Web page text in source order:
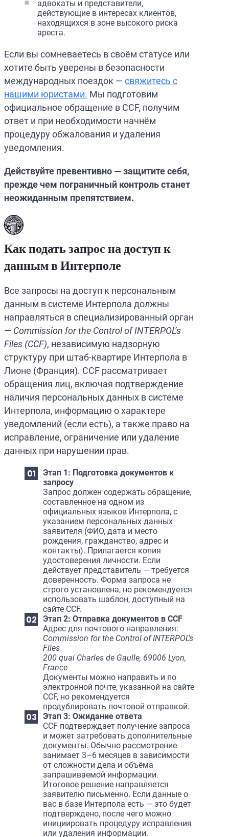
адвокаты и представители,
действующие в интересах клиентов,
находящихся в зоне высокого риска
ареста.
Если вы сомневаетесь в своём статусе или
хотите быть уверены в безопасности
международных поездок — свяжитесь с
нашими юристами. Мы подготовим
официальное обращение в CCF, получим
ответ и при необходимости начнём
процедуру обжалования и удаления
уведомления.
Действуйте превентивно — защитите себя,
прежде чем пограничный контроль станет
неожиданным препятствием.
Как подать запрос на доступ к
данным в Интерполе
Все запросы на доступ к персональным
данным в системе Интерпола должны
направляться в специализированный орган
— Commission for the Control of INTERPOL’s
Files (CCF), независимую надзорную
структуру при штаб-квартире Интерпола в
Лионе (Франция). CCF рассматривает
обращения лиц, включая подтверждение
наличия персональных данных в системе
Интерпола, информацию о характере
уведомлений (если есть), а также право на
исправление, ограничение или удаление
данных при нарушении прав.
Этап 1: Подготовка документов к
запросу
Запрос должен содержать обращение,
составленное на одном из
официальных языков Интерпола, с
указанием персональных данных
заявителя (ФИО, дата и место
рождения, гражданство, адрес и
контакты). Прилагается копия
удостоверения личности. Если
действует представитель — требуется
доверенность. Форма запроса не
строго установлена, но рекомендуется
использовать шаблон, доступный на
сайте CCF.
Этап 2: Отправка документов в CCF
Адрес для почтового направления:
Commission for the Control of INTERPOL’s
Files
200 quai Charles de Gaulle, 69006 Lyon,
France
Документы можно направить и по
электронной почте, указанной на сайте
CCF, но рекомендуется
продублировать почтовой отправкой.
Этап 3: Ожидание ответа
CCF подтверждает получение запроса
и может затребовать дополнительные
документы. Обычно рассмотрение
занимает 3–6 месяцев в зависимости
от сложности дела и объёма
запрашиваемой информации.
Итоговое решение направляется
заявителю письменно. Если данные о
вас в базе Интерпола есть — это будет
подтверждено, после чего можно
инициировать процедуру исправления
или удаления информации.